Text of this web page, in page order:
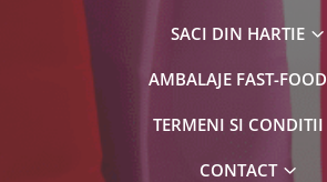
SACI DIN HARTIE
AMBALAJE FAST-FOOD
TERMENI SI CONDITII
CONTACT